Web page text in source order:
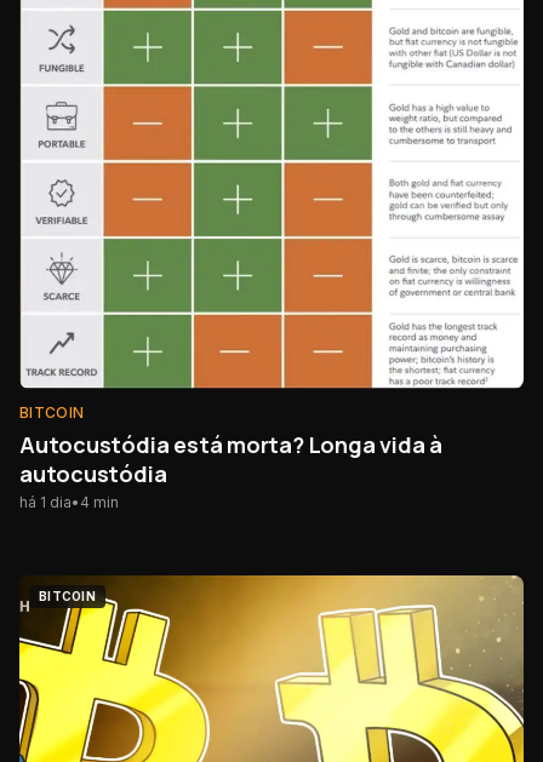
BITCOIN
Autocustódia está morta? Longa vida à
autocustódia
há 1 dia• 4 min
BITCOIN